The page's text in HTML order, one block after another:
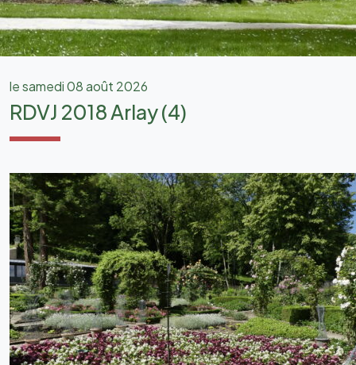
le samedi 08 août 2026
RDVJ 2018 Arlay (4)